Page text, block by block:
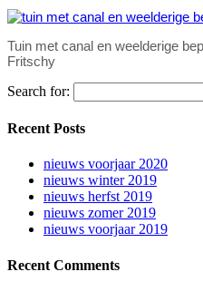
Tuin met canal en weelderige
Fritschy
Search for:
Recent Posts
nieuws voorjaar 2020
nieuws winter 2019
nieuws herfst 2019
nieuws zomer 2019
nieuws voorjaar 2019
Recent Comments